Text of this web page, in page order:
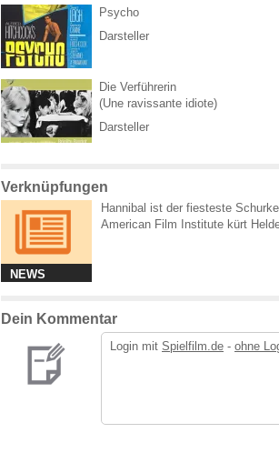
Psycho
Darsteller
Die Verführerin
(Une ravissante idiote)
Darsteller
Verknüpfungen
NEWS
Hannibal ist der fiesteste
American Film Institute kürt
Dein Kommentar
Login mit Spielfilm.de - ohne